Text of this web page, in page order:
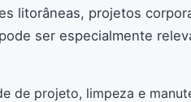
litorâneas, projetos
ser especialmente
de projeto, limpeza e